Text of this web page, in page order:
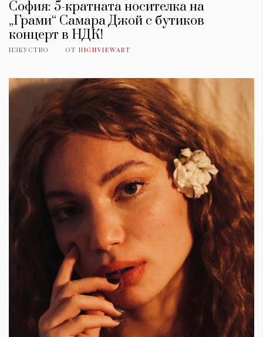
София: 5-кратната носителка на
„Грами“ Самара Джой с бутиков
концерт в НДК!
ИЗКУСТВО ОТ HIGHVIEWART